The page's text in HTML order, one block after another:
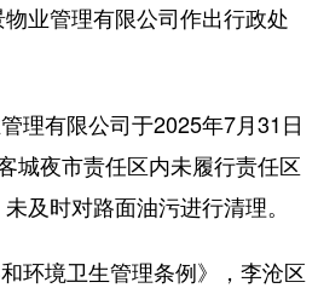
业管理有限公司作出行政处
理有限公司于2025年7月31日
城夜市责任区内未履行责任区
及时对路面油污进行清理。
环境卫生管理条例》，李沧区